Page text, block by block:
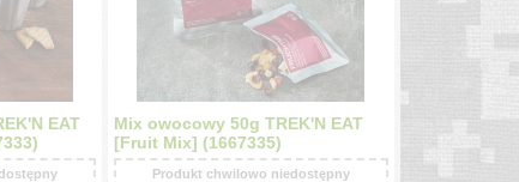
EAT
Mix owocowy 50g TREK'N EAT
[Fruit Mix] (1667335)
Produkt chwilowo niedostępny